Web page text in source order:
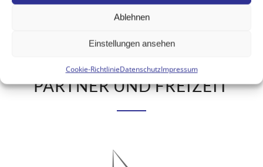
Ablehnen
Einstellungen ansehen
Cookie-RichtlinieDatenschutzImpressum
PARTNER UND FREIZEIT